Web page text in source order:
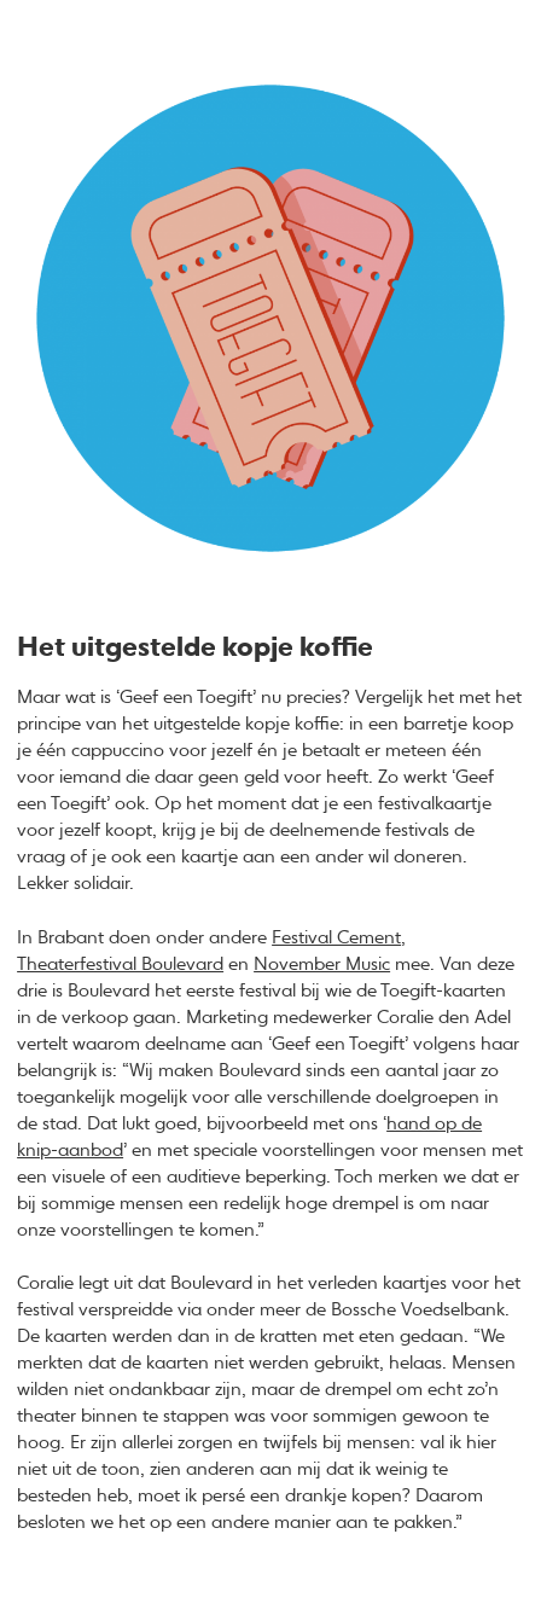
Het uitgestelde kopje koffie
Maar wat is ‘Geef een Toegift’ nu precies? Vergelijk het met het
principe van het uitgestelde kopje koffie: in een barretje koop
je één cappuccino voor jezelf én je betaalt er meteen één
voor iemand die daar geen geld voor heeft. Zo werkt ‘Geef
een Toegift’ ook. Op het moment dat je een festivalkaartje
voor jezelf koopt, krijg je bij de deelnemende festivals de
vraag of je ook een kaartje aan een ander wil doneren.
Lekker solidair.
In Brabant doen onder andere Festival Cement
Theaterfestival Boulevard en November Music mee. Van deze
drie is Boulevard het eerste festival bij wie de Toegift-kaarten
in de verkoop gaan. Marketing medewerker Coralie den Adel
vertelt waarom deelname aan ‘Geef een Toegift’ volgens haar
belangrijk is: “Wij maken Boulevard sinds een aantal jaar zo
toegankelijk mogelijk voor alle verschillende doelgroepen in
de stad. Dat lukt goed, bijvoorbeeld met ons ‘hand op de
knip-aanbod ’ en met speciale voorstellingen voor mensen met
een visuele of een auditieve beperking. Toch merken we dat er
bij sommige mensen een redelijk hoge drempel is om naar
onze voorstellingen te komen.”
Coralie legt uit dat Boulevard in het verleden kaartjes voor het
festival verspreidde via onder meer de Bossche Voedselbank.
De kaarten werden dan in de kratten met eten gedaan. “We
merkten dat de kaarten niet werden gebruikt, helaas. Mensen
wilden niet ondankbaar zijn, maar de drempel om echt zo’n
theater binnen te stappen was voor sommigen gewoon te
hoog. Er zijn allerlei zorgen en twijfels bij mensen: val ik hier
niet uit de toon, zien anderen aan mij dat ik weinig te
besteden heb, moet ik persé een drankje kopen? Daarom
besloten we het op een andere manier aan te pakken.”